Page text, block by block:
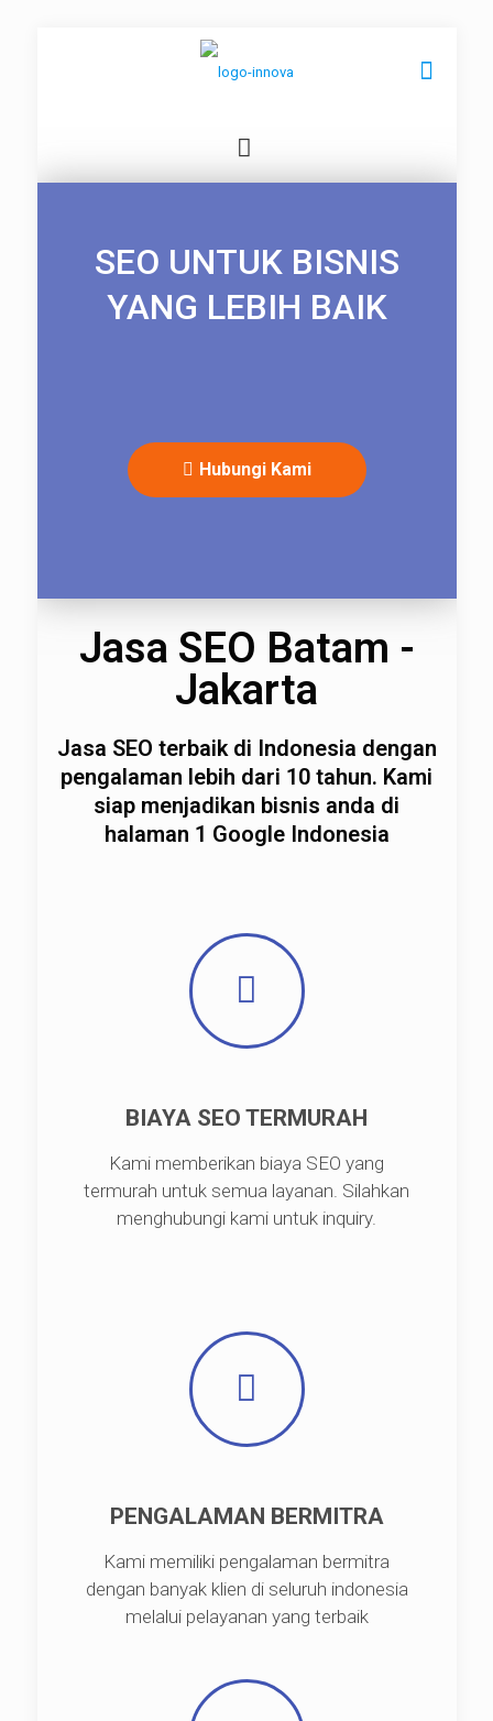
SEO UNTUK BISNIS
YANG LEBIH BAIK
Hubungi Kami
Jasa SEO Batam -
Jakarta
Jasa SEO terbaik di Indonesia dengan
pengalaman lebih dari 10 tahun. Kami
siap menjadikan bisnis anda di
halaman 1 Google Indonesia
BIAYA SEO TERMURAH
Kami memberikan biaya SEO yang
termurah untuk semua layanan. Silahkan
menghubungi kami untuk inquiry.
PENGALAMAN BERMITRA
Kami memiliki pengalaman bermitra
dengan banyak klien di seluruh indonesia
melalui pelayanan yang terbaik